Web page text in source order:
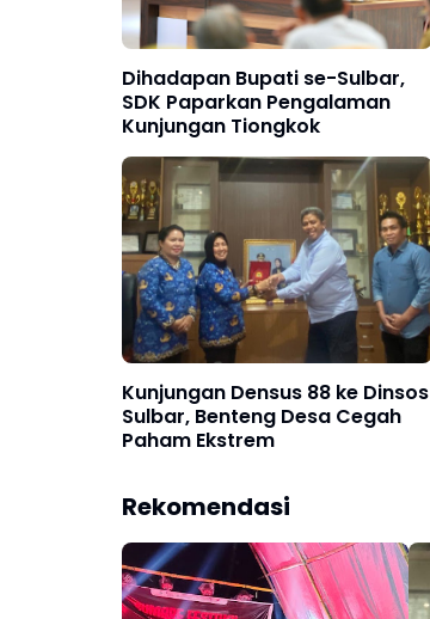
Dihadapan Bupati se-Sulbar,
SDK Paparkan Pengalaman
Kunjungan Tiongkok
Kunjungan Densus 88 ke Dinsos
Sulbar, Benteng Desa Cegah
Paham Ekstrem
Rekomendasi